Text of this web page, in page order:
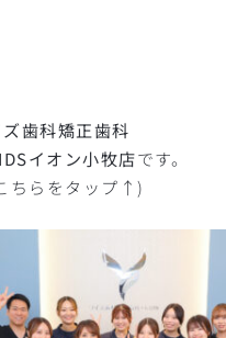
ズ歯科矯正歯科
イオン小牧店です。
ちらをタップ↑)